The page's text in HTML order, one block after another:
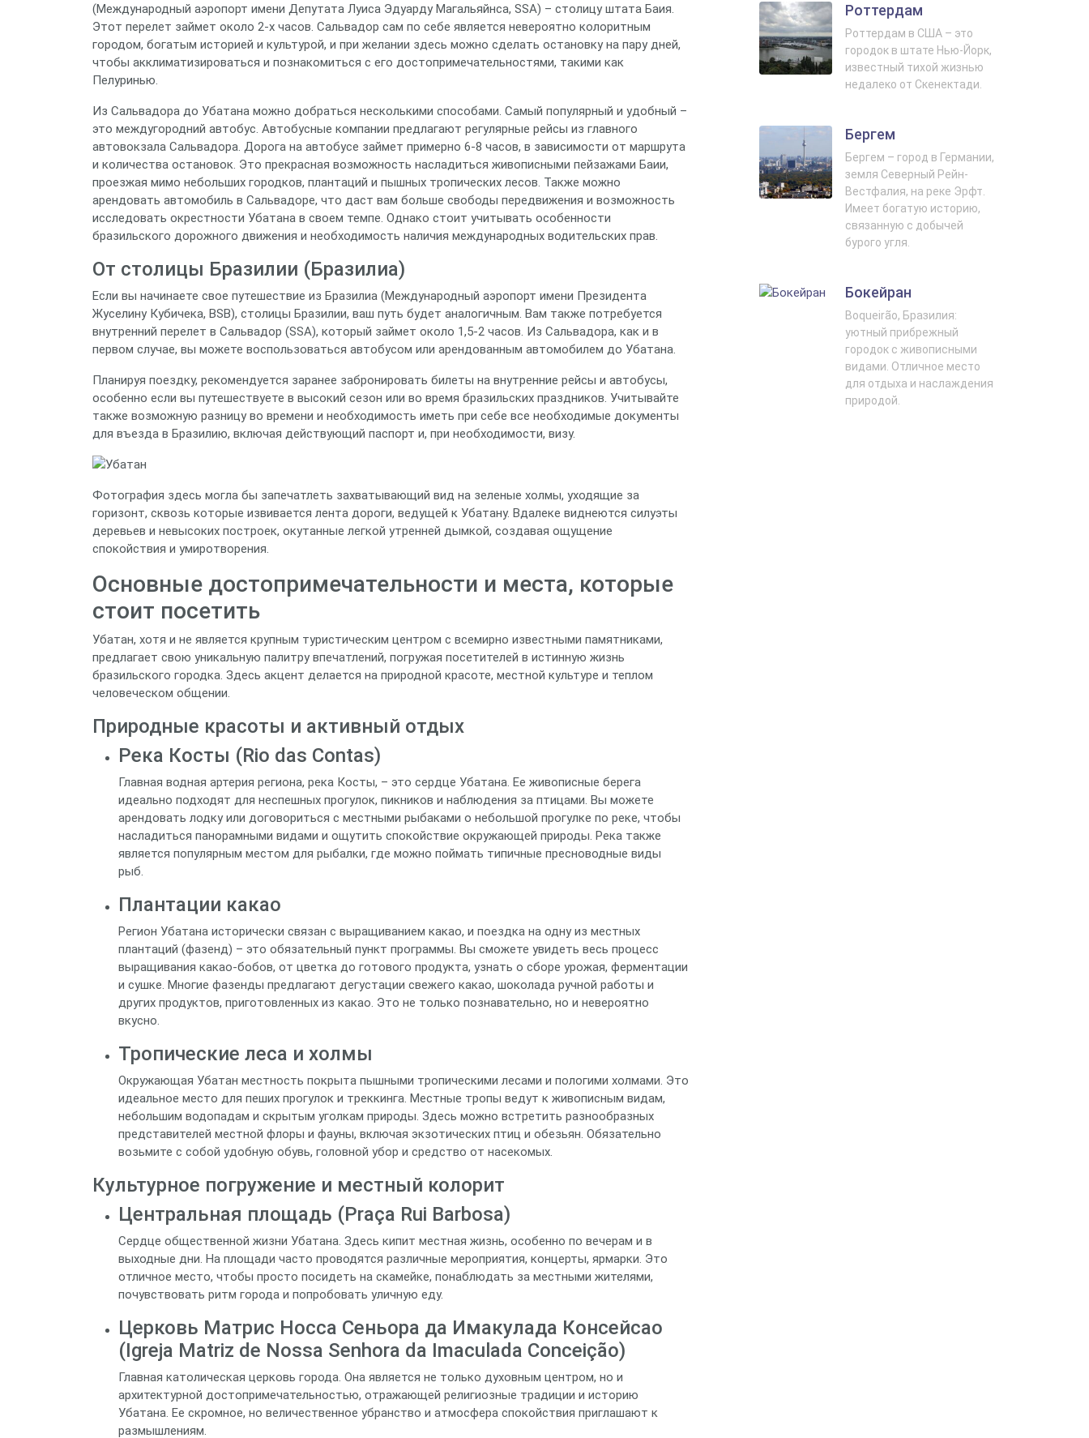
(Международный аэропорт имени Депутата Луиса Эдуарду Магальяйнса, SSA) – столицу штата Баия.
Этот перелет займет около 2-х часов. Сальвадор сам по себе является невероятно колоритным
городом, богатым историей и культурой, и при желании здесь можно сделать остановку на пару дней,
чтобы акклиматизироваться и познакомиться с его достопримечательностями, такими как
Пелуринью.
Из Сальвадора до Убатана можно добраться несколькими способами. Самый популярный и удобный –
это междугородний автобус. Автобусные компании предлагают регулярные рейсы из главного
автовокзала Сальвадора. Дорога на автобусе займет примерно 6-8 часов, в зависимости от маршрута
и количества остановок. Это прекрасная возможность насладиться живописными пейзажами Баии,
проезжая мимо небольших городков, плантаций и пышных тропических лесов. Также можно
арендовать автомобиль в Сальвадоре, что даст вам больше свободы передвижения и возможность
исследовать окрестности Убатана в своем темпе. Однако стоит учитывать особенности
бразильского дорожного движения и необходимость наличия международных водительских прав.
От столицы Бразилии (Бразилиа)
Если вы начинаете свое путешествие из Бразилиа (Международный аэропорт имени Президента
Жуселину Кубичека, BSB), столицы Бразилии, ваш путь будет аналогичным. Вам также потребуется
внутренний перелет в Сальвадор (SSA), который займет около 1,5-2 часов. Из Сальвадора, как и в
первом случае, вы можете воспользоваться автобусом или арендованным автомобилем до Убатана.
Планируя поездку, рекомендуется заранее забронировать билеты на внутренние рейсы и автобусы,
особенно если вы путешествуете в высокий сезон или во время бразильских праздников. Учитывайте
также возможную разницу во времени и необходимость иметь при себе все необходимые документы
для въезда в Бразилию, включая действующий паспорт и, при необходимости, визу.
Фотография здесь могла бы запечатлеть захватывающий вид на зеленые холмы, уходящие за
горизонт, сквозь которые извивается лента дороги, ведущей к Убатану. Вдалеке виднеются силуэты
деревьев и невысоких построек, окутанные легкой утренней дымкой, создавая ощущение
спокойствия и умиротворения.
Основные достопримечательности и места, которые
стоит посетить
Убатан, хотя и не является крупным туристическим центром с всемирно известными памятниками,
предлагает свою уникальную палитру впечатлений, погружая посетителей в истинную жизнь
бразильского городка. Здесь акцент делается на природной красоте, местной культуре и теплом
человеческом общении.
Природные красоты и активный отдых
Река Косты (Rio das Contas)
Главная водная артерия региона, река Косты, – это сердце Убатана. Ее живописные берега
идеально подходят для неспешных прогулок, пикников и наблюдения за птицами. Вы можете
арендовать лодку или договориться с местными рыбаками о небольшой прогулке по реке, чтобы
насладиться панорамными видами и ощутить спокойствие окружающей природы. Река также
является популярным местом для рыбалки, где можно поймать типичные пресноводные виды
рыб.
Плантации какао
Регион Убатана исторически связан с выращиванием какао, и поездка на одну из местных
плантаций (фазенд) – это обязательный пункт программы. Вы сможете увидеть весь процесс
выращивания какао-бобов, от цветка до готового продукта, узнать о сборе урожая, ферментации
и сушке. Многие фазенды предлагают дегустации свежего какао, шоколада ручной работы и
других продуктов, приготовленных из какао. Это не только познавательно, но и невероятно
вкусно.
Тропические леса и холмы
Окружающая Убатан местность покрыта пышными тропическими лесами и пологими холмами. Это
идеальное место для пеших прогулок и треккинга. Местные тропы ведут к живописным видам,
небольшим водопадам и скрытым уголкам природы. Здесь можно встретить разнообразных
представителей местной флоры и фауны, включая экзотических птиц и обезьян. Обязательно
возьмите с собой удобную обувь, головной убор и средство от насекомых.
Культурное погружение и местный колорит
Центральная площадь (Praça Rui Barbosa)
Сердце общественной жизни Убатана. Здесь кипит местная жизнь, особенно по вечерам и в
выходные дни. На площади часто проводятся различные мероприятия, концерты, ярмарки. Это
отличное место, чтобы просто посидеть на скамейке, понаблюдать за местными жителями,
почувствовать ритм города и попробовать уличную еду.
Церковь Матрис Носса Сеньора да Имакулада Консейсао
(Igreja Matriz de Nossa Senhora da Imaculada Conceição)
Главная католическая церковь города. Она является не только духовным центром, но и
архитектурной достопримечательностью, отражающей религиозные традиции и историю
Убатана. Ее скромное, но величественное убранство и атмосфера спокойствия приглашают к
размышлениям.
Роттердам
Роттердам в США – это
городок в штате Нью-Йорк,
известный тихой жизнью
недалеко от Скенектади.
Бергем
Бергем – город в Германии,
земля Северный Рейн-
Вестфалия, на реке Эрфт.
Имеет богатую историю,
связанную с добычей
бурого угля.
Бокейран
Boqueirão, Бразилия:
уютный прибрежный
городок с живописными
видами. Отличное место
для отдыха и наслаждения
природой.